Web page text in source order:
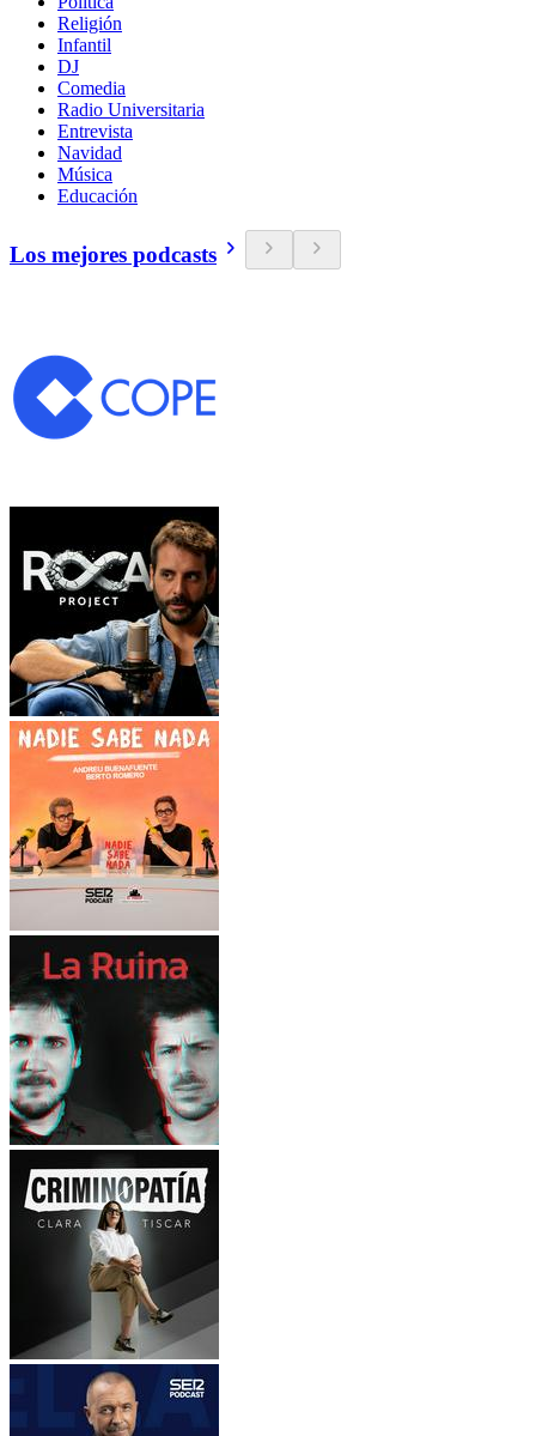
Religión
Infantil
DJ
Comedia
Radio Universitaria
Entrevista
Navidad
Música
Educación
Los mejores podcasts